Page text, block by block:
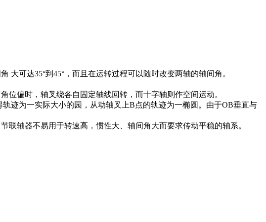
大可达35°到45°，而且在运转过程可以随时改变两轴的轴间角。
，轴叉绕各自固定轴线回转，而十字轴则作空间运动。
迹为一实际大小的园，从动轴叉上B点的轨迹为一椭圆。由于OB垂直与
不易用于转速高，惯性大、轴间角大而要求传动平稳的轴系。